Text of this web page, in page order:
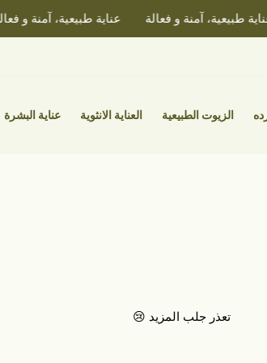
طبيعية، آمنة و فعالة عناية طبيعية، آمنة و فعالة
الزيوت الطبيعية العناية الانثوية عناية البشرة
تعذر جلب المزيد 😢